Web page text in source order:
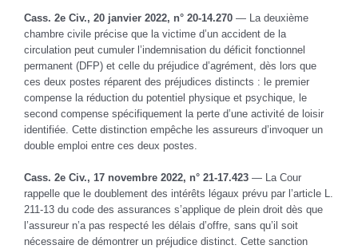
Cass. 2e Civ., 20 janvier 2022, n° 20-14.270 — La deuxième
chambre civile précise que la victime d’un accident de la
circulation peut cumuler l’indemnisation du déficit fonctionnel
permanent (DFP) et celle du préjudice d’agrément, dès lors que
ces deux postes réparent des préjudices distincts : le premier
compense la réduction du potentiel physique et psychique, le
second compense spécifiquement la perte d’une activité de loisir
identifiée. Cette distinction empêche les assureurs d’invoquer un
double emploi entre ces deux postes.
Cass. 2e Civ., 17 novembre 2022, n° 21-17.423 — La Cour
rappelle que le doublement des intérêts légaux prévu par l’article L.
211-13 du code des assurances s’applique de plein droit dès que
l’assureur n’a pas respecté les délais d’offre, sans qu’il soit
nécessaire de démontrer un préjudice distinct. Cette sanction